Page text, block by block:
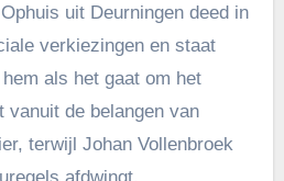
uit Deurningen deed in
verkiezingen en staat
als het gaat om het
de belangen van
terwijl Johan Vollenbroek
afdwingt.